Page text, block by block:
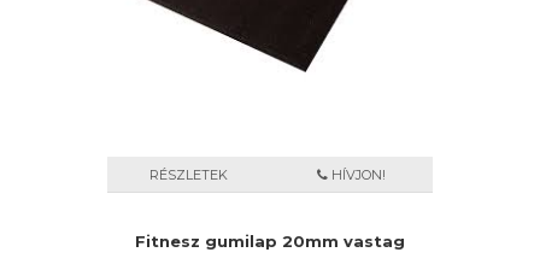
RÉSZLETEK HÍVJON!
Fitnesz gumilap 20mm vastag